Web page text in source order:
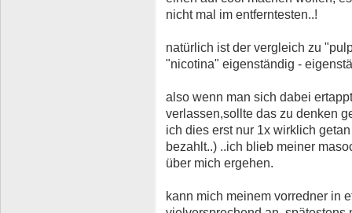
nicht mal im entferntesten..!
natürlich ist der vergleich zu
"nicotina" eigenständig -
also wenn man sich dabei
verlassen,sollte das zu denken
ich dies erst nur 1x wirklich
bezahlt..) ..ich blieb meiner
über mich ergehen.
kann mich meinem vorredner in